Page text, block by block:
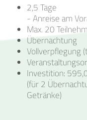
2,5 Tage
- Anreise am
Max. 20
Übernachtung
Vollverpflegung
Investition:
(für 2
Getränke)